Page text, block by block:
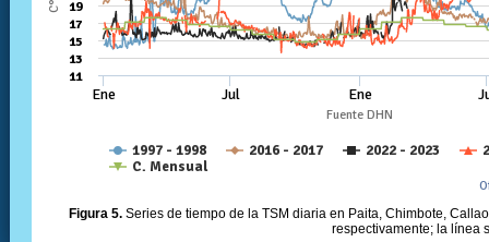
Figura 5. Series de tiempo de la TSM diaria en Paita, Chimbote,
respectivamente; la línea